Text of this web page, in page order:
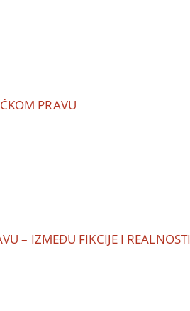
PRAVU
– IZMEĐU FIKCIJE I REALNOSTI